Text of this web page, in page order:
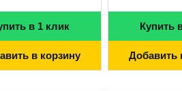
в 1 клик
в корзину
Купить
Добавить